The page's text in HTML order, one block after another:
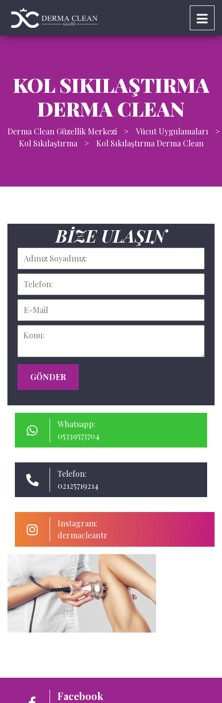
KOL SIKILAŞTIRMA
DERMA CLEAN
Derma Clean Güzellik Merkezi > Vücut Uygulamaları
>
Kol Sıkılaştırma
> Kol Sıkılaştırma Derma Clean
BIZE ULAŞIN
GÖNDER
Whatsapp:
05339573704
Telefon:
02125719214
Instagram:
dermacleantr
Facebook